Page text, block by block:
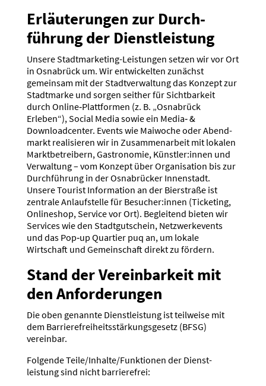
Erläu­te­rungen zur Durch­
führung der Dienst­leistung
Unsere Stadt­mar­keting-Leistungen setzen wir vor Ort
in Osnabrück um. Wir entwi­ckelten zunächst
gemeinsam mit der Stadt­ver­waltung das Konzept zur
Stadt­marke und sorgen seither für Sicht­barkeit
durch Online‑Plattformen (z. B. „Osnabrück
Erleben“), Social Media sowie ein Media‑ &
Download­center. Events wie Maiwoche oder Abend­
markt reali­sieren wir in Zusam­men­arbeit mit lokalen
Markt­be­treibern, Gastro­nomie, Künstler:innen und
Verwaltung – vom Konzept über Organi­sation bis zur
Durch­führung in der Osnabrücker Innen­stadt.
Unsere Tourist Infor­mation an der Bierstraße ist
zentrale Anlauf­stelle für Besucher:innen (Ticketing,
Onlineshop, Service vor Ort). Begleitend bieten wir
Services wie den Stadt­gut­schein, Netzwer­ke­vents
und das Pop‑up Quartier puq an, um lokale
Wirtschaft und Gemein­schaft direkt zu fördern.
Stand der Verein­barkeit mit
den Anfor­de­rungen
Die oben genannte Dienst­leistung ist teilweise mit
dem Barrie­re­frei­heits­stär­kungs­gesetz (BFSG)
vereinbar.
Folgende Teile/Inhalte/Funktionen der Dienst­
leistung sind nicht barrie­refrei: